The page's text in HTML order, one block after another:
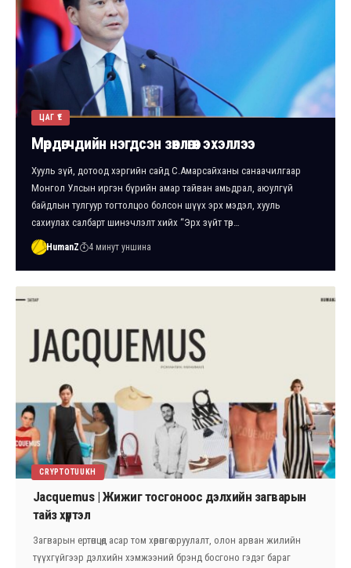
ЦАГ ҮЕ
Мөрдөгчдийн нэгдсэн зөвлөгөөн эхэллээ
Хууль зүй, дотоод хэргийн сайд С.Амарсайханы санаачилгаар
Монгол Улсын иргэн бүрийн амар тайван амьдрал, аюулгүй
байдлын тулгуур тогтолцоо болсон шүүх эрх мэдэл, хууль
сахиулах салбарт шинэчлэлт хийх “Эрх зүйт төр…
HumanZ 4 минут уншина
CRYPTOTUUKH
Jacquemus | Жижиг тосгоноос дэлхийн загварын
тайз хүртэл
Загварын ертөнцөд асар том хөрөнгө оруулалт, олон арван жилийн
түүхгүйгээр дэлхийн хэмжээний брэнд босгоно гэдэг бараг